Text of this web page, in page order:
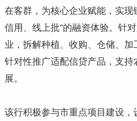
在客群，为核心企业赋能，实现
信用、线上批”的融资体验。针
业，拆解种植、收购、仓储、加
针对性推广适配信贷产品，支持
展。
该行积极参与市重点项目建设，